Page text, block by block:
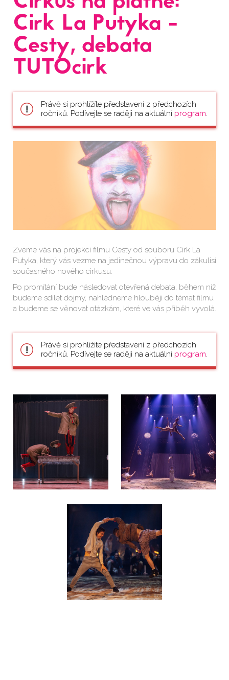
Cirk La Putyka -
Cesty, debata
TUTOcirk
Právě si prohlížíte představení z předchozích
ročníků. Podívejte se raději na aktuální program.
Zveme vás na projekci filmu Cesty od souboru Cirk La
Putyka, který vás vezme na jedinečnou výpravu do zákulisí
současného nového cirkusu.
Po promítání bude následovat otevřená debata, během níž
budeme sdílet dojmy, nahlédneme hlouběji do témat filmu
a budeme se věnovat otázkám, které ve vás příběh vyvolá.
Právě si prohlížíte představení z předchozích
ročníků. Podívejte se raději na aktuální program.